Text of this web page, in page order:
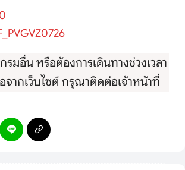
รมอื่น หรือต้องการเดินทางช่วงเวลา
ากเว็บไซต์ กรุณาติดต่อเจ้าหน้าที่